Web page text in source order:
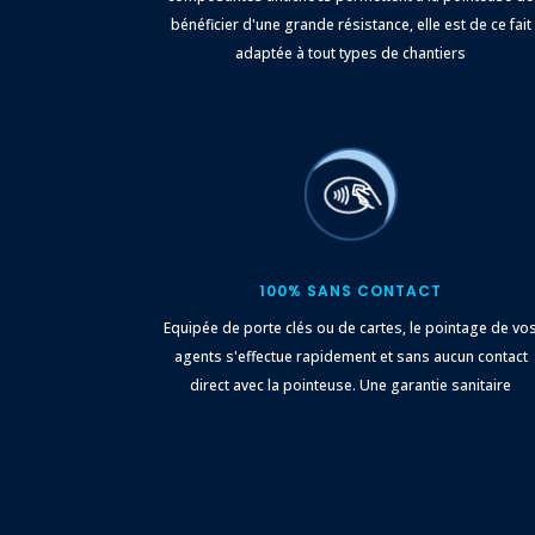
bénéficier d'une grande résistance, elle est de ce fait
adaptée à tout types de chantiers
100% SANS CONTACT
Equipée de porte clés ou de cartes, le pointage de
agents s'effectue rapidement et sans aucun contact
direct avec la pointeuse. Une garantie sanitaire